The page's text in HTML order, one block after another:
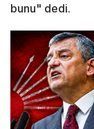
bunu" dedi.